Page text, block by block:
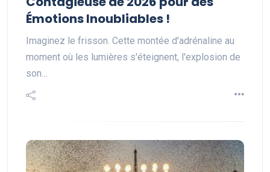
Émotions Inoubliables !
Imaginez le frisson. Cette montée d'adrénaline au
moment où les lumières s'éteignent, l'explosion de
son…